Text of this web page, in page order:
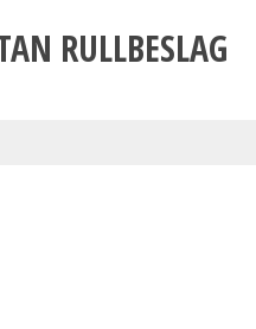
RULLBESLAG